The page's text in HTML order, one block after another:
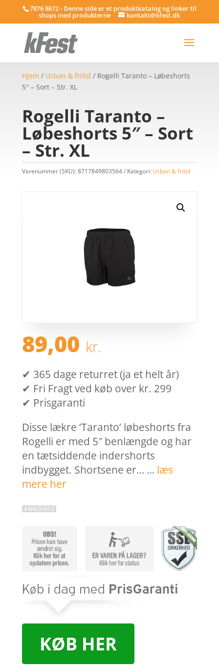
7876 8672 - Denne side er et produktkatalog og linker til
shops med produkterne kontakt@kfest.dk
Hjem / Urban & fritid / Rogelli Taranto – Løbeshorts
5″ – Sort – Str. XL
Rogelli Taranto –
Løbeshorts 5″ – Sort
– Str. XL
Varenummer (SKU):8717849803564 Kategori: Urban & fritid
89,00 kr.
✔ 365 dage returret (ja et helt år)
✔ Fri Fragt ved køb over kr. 299
✔ Prisgaranti
Disse lækre ‘Taranto’ løbeshorts fra
Rogelli er med 5″ benlængde og har
en tætsiddende indershorts
indbygget. Shortsene er… … læs
mere her
KØB HER